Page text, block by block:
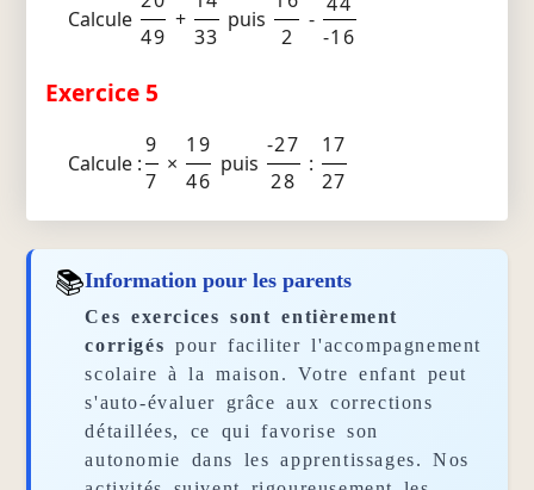
Calcule
49
+
33
puis
2
-
-16
Exercice 5
Calcule :
9
7
×
19
46
puis
-27
28
:
17
27
📚Information pour les parents
Ces exercices sont entièrement
corrigés pour faciliter l'accompagnement
scolaire à la maison. Votre enfant peut
s'auto-évaluer grâce aux corrections
détaillées, ce qui favorise son
autonomie dans les apprentissages. Nos